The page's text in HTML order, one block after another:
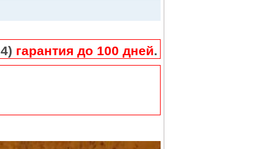
гарантия до 100 дней.